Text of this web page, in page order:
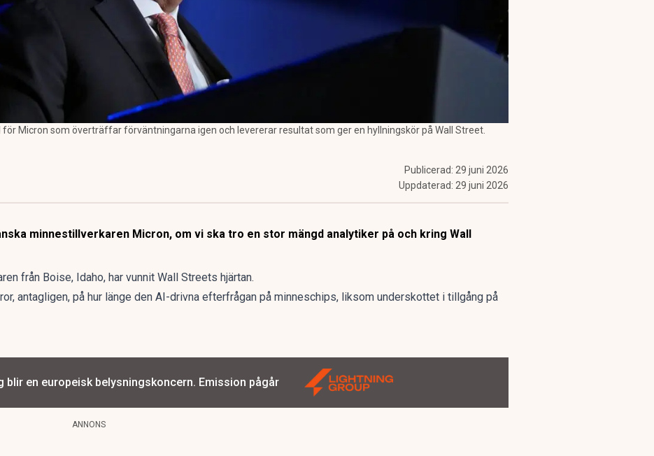
för Micron som överträffar förväntningarna igen och levererar resultat som ger en hyllningskör på Wall Street.
Publicerad: 29 juni 2026
Uppdaterad: 29 juni 2026
minnestillverkaren Micron, om vi ska tro en stor mängd analytiker på och kring Wall
från Boise, Idaho, har vunnit Wall Streets hjärtan.
antagligen, på hur länge den AI-drivna efterfrågan på minneschips, liksom underskottet i tillgång på
blir en europeisk belysningskoncern. Emission pågår
ANNONS